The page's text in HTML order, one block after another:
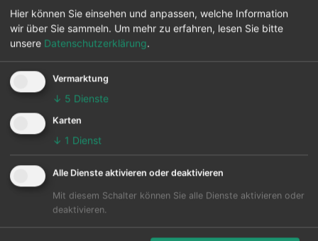
Vom Flughafen Edmonton Intl können 13 andere
Flughäfen in diversen Ländern werden auch
Minneapolis.
Die Karte zeigt die 25 häufigsten Flugziele ab
Edmonton Intl:
Hier können Sie einsehen und anpassen, welche Information
wir über Sie sammeln. Um mehr zu erfahren, lesen Sie bitte
unsere Datenschutzerklärung.
Vermarktung
↓ 5 Dienste
Karten
↓ 1 Dienst
Alle Dienste aktivieren oder deaktivieren
Mit diesem Schalter können Sie alle Dienste aktivieren oder
deaktivieren.